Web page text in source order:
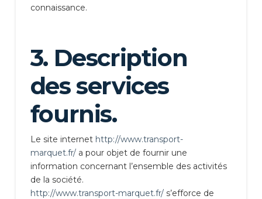
connaissance.
3. Description
des services
fournis.
Le site internet http://www.transport-
marquet.fr/a pour objet de fournir une
information concernant l’ensemble des activités
de la société.
http://www.transport-marquet.fr/s’efforce de